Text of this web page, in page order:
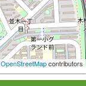
OpenStreetMapcontributors